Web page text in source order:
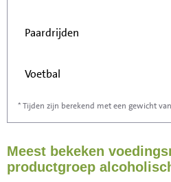
Paardrijden
Voetbal
Stofzuigen
Strijken
* Tijden zijn berekend met een gewicht
Meest bekeken
productgroep